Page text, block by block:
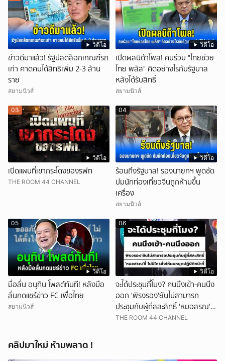
วิดีโอ
ข่าวดีมาแล้ว! รัฐปลดล็อกเกณฑ์รถ
เก่า คาดคนได้สิทธิเพิ่ม 2-3 ล้าน
ราย
สยามนิวส์
วิดีโอ
เปิดผลนิด้าโพล! คนร่วม "ไทยช่วย
ไทย พลัส" คิดอย่างไรกับรัฐบาล
หลังได้รับสิทธิ์
สยามนิวส์
วิดีโอ
03
เปิดแผนที่เขากระโดงของรฟท
THE ROOM 44 CHANNEL
วิดีโอ
04
ร้อนถึงรัฐบาล! รองนายกฯ พูดชัด
ปมนักท่องเที่ยวจีนถูกห้ามขึ้น
เครื่อง
สยามนิวส์
วิดีโอ
05
มื่อลั่น อนุทิน โพสต์ทันที! หลังมือ
ลั่นกดแชร์ข่าว FC เพื่อไทย
สยามนิวส์
วิดีโอ
06
จะได้ประชุมกี่โมง? คนนึงเข้า-คนนึง
ออก 'พิรงรอง'ยันไม่สามารถ
ประชุมกับผู้ที่สละสิทธิ์ 'หมอสรณ'ชี้
ไม่มีใครสั่งให้ผมหยุดปฏิบัติหน้าที่
THE ROOM 44 CHANNEL
คลิปมาใหม่ ห้ามพลาด !